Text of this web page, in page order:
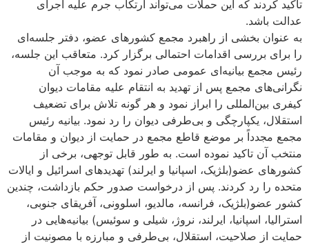
تاکید کردند که این حملات می‌تواند ارتکاب جرم علیه اجرای
عدالت باشد.
به عنوان بخشی از راهبرد مجمع کشورهای عضو، دفتر جلسه‌ای
را برای بررسی اقدامات احتمالی برگزار کرد. متعاقب این جلسه،
رئیس مجمع بیانیه‌ای عمومی صادر نمود که به موجب آن
نگرانی‌های مجمع پس از تهدید به انتقام علیه مقامات دیوان
کیفری بین‌المللی را ابراز نمود و هر گونه تلاش برای تضعیف
استقلال، یکپارچگی و بی‌طرفی دیوان را رد نمود. بیانیه رئیس
مجمع مجدداً بر موضع قاطع مجمع در حمایت از دیوان و مقامات
منتخب آن تاکید نموده است. به طور قابل توجهی، برخی از
کشورهای عضو(بلژیک، اسپانیا و ایرلند) تهدیدهای اسرائیل و ایالات
متحده را رد کردند. پس از درخواست صدور حکم بازداشت، چندین
کشور عضو(بلژیک، فرانسه، مالدیو، اسلوونی، آفریقای جنوبی،
استرالیا، اسپانیا، ایرلند، نروژ، شیلی و سوئیس) بیانیه‌هایی در
حمایت از صلاحیت، استقلال، بی‌طرفی و مبارزه با مصونیت از